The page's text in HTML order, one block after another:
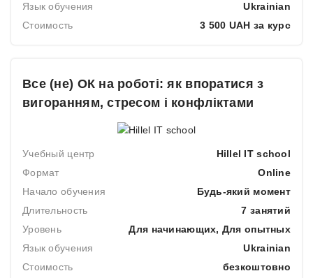
Язык обучения
Ukrainian
Стоимость
3 500 UAH за курс
Все (не) ОК на роботі: як впоратися з
вигоранням, стресом і конфліктами
Учебный центр
Hillel IT school
Формат
Online
Начало обучения
Будь-який момент
Длительность
7 занятий
Уровень
Для начинающих, Для опытных
Язык обучения
Ukrainian
Стоимость
безкоштовно